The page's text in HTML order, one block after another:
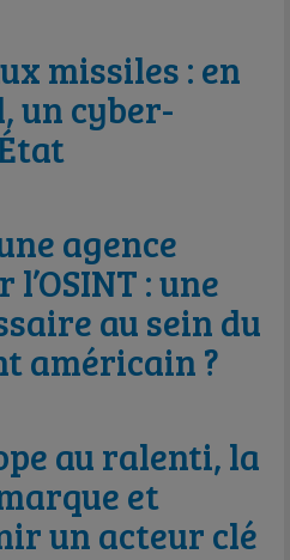
missiles : en
un cyber-
agence
: une
au sein du
américain ?
au ralenti, la
et
un acteur clé